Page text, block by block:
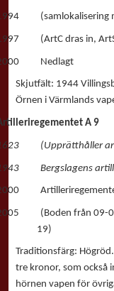
(samlokalisering
(ArtC dras in,
Nedlagt
Skjutfält: 1944
Örnen i Värmlands
A 9
(Upprätthåller
Bergslagens
(Boden från 09-01)
19)
Traditionsfärg:
tre kronor, som också
hörnen vapen för